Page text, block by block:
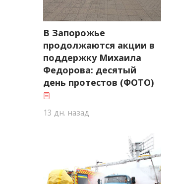
В Запорожье
продолжаются акции в
поддержку Михаила
Федорова: десятый
день протестов (ФОТО)
13 дн. назад